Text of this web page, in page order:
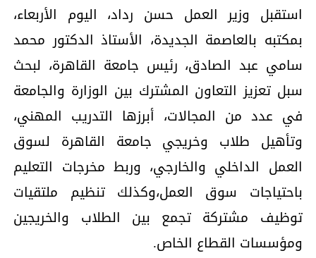
استقبل وزير العمل حسن رداد، اليوم الأربعاء،
بمكتبه بالعاصمة الجديدة، الأستاذ الدكتور محمد
سامي عبد الصادق، رئيس جامعة القاهرة، لبحث
سبل تعزيز التعاون المشترك بين الوزارة والجامعة
في عدد من المجالات، أبرزها التدريب المهني،
وتأهيل طلاب وخريجي جامعة القاهرة لسوق
العمل الداخلي والخارجي، وربط مخرجات التعليم
باحتياجات سوق العمل،وكذلك تنظيم ملتقيات
توظيف مشتركة تجمع بين الطلاب والخريجين
ومؤسسات القطاع الخاص.